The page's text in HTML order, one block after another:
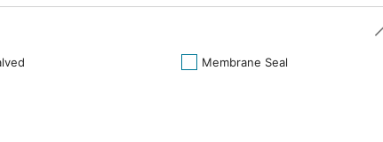
Membrane Seal